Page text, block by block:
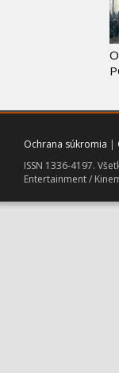
Ochrana súkromia |
ISSN 1336-4197.
Entertainment /